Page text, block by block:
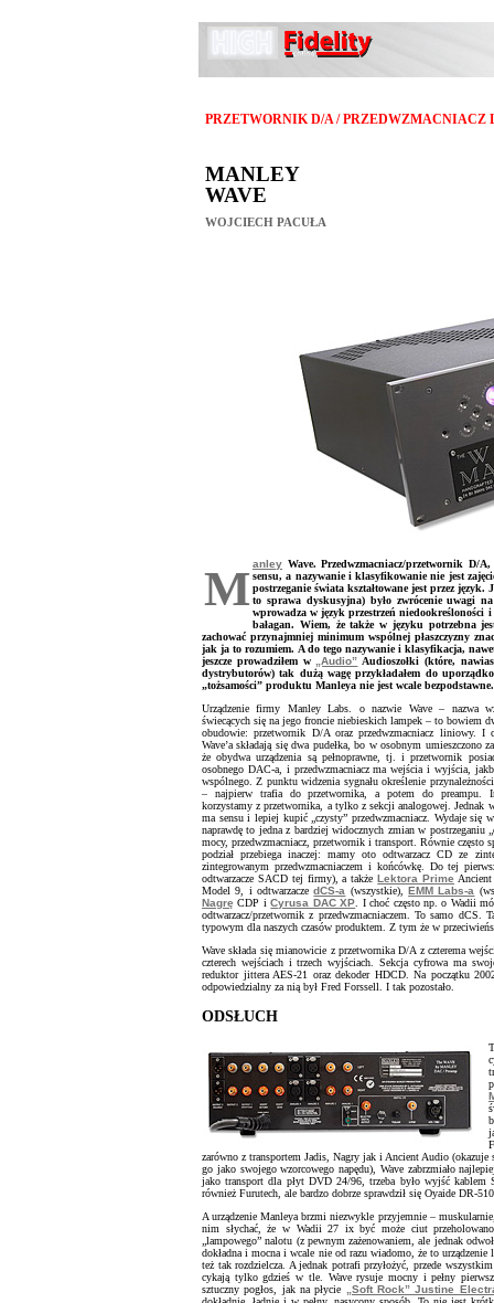
PRZETWORNIK D/A / PRZEDWZMACNIACZ
MANLEY
WAVE
WOJCIECH PACUŁA
Manley Wave. Przedwzmacniacz/przetwornik D/
sensu, a nazywanie i klasyfikowanie nie jest
postrzeganie świata kształtowane jest przez
to sprawa dyskusyjna) było zwrócenie uwagi
wprowadza w język przestrzeń
bałagan. Wiem, że także w języku potrzebna
zachować przynajmniej minimum wspólnej płaszczyzny
jak ja to rozumiem. A do tego nazywanie i klasyfikacja,
jeszcze prowadziłem w
„Audio” Audioszołki (które,
dystrybutorów) tak dużą wagę przykładałem do
„tożsamości” produktu Manleya nie jest wcale
Urządzenie firmy Manley Labs. o nazwie Wave – nazwa
świecących się na jego froncie niebieskich lampek – to bowiem
obudowie: przetwornik D/A oraz przedwzmacniacz liniowy. I
Wave’a składają się dwa pudełka, bo w osobnym umieszczono
że obydwa urządzenia są pełnoprawne, tj. i przetwornik
osobnego DAC-a, i przedwzmacniacz ma wejścia i wyjścia,
wspólnego. Z punktu widzenia sygnału określenie
– najpierw trafia do przetwornika, a potem do preampu.
korzystamy z przetwornika, a tylko z sekcji analogowej. Jednak
ma sensu i lepiej kupić „czysty” przedwzmacniacz. Wydaje się
naprawdę to jedna z bardziej widocznych zmian w postrzeganiu
mocy, przedwzmacniacz, przetwornik i transport. Równie często
podział przebiega inaczej: mamy oto odtwarzacz CD ze
zintegrowanym przedwzmacniaczem i końcówkę. Do tej
odtwarzacze SACD tej firmy), a takżeLektora Prime
Model 9, i odtwarzaczedCS-a (wszystkie),EMM Labs-a
Nagrę CDP iCyrusa DAC XP . I choć często np. o Wadii
odtwarzacz/przetwornik z przedwzmacniaczem. To samo
typowym dla naszych czasów produktem. Z tym że w
Wave składa się mianowicie z przetwornika D/A z czterema
czterech wejściach i trzech wyjściach. Sekcja cyfrowa ma
reduktor jittera AES-21 oraz dekoder HDCD. Na początku
odpowiedzialny za nią był Fred Forssell. I tak pozostało.
ODSŁUCH
zarówno z transportem Jadis, Nagry jak i Ancient Audio
go jako swojego wzorcowego napędu), Wave zabrzmiało
jako transport dla płyt DVD 24/96, trzeba było wyjść
również Furutech, ale bardzo dobrze sprawdził się Oyaide DR-
A urządzenie Manleya brzmi niezwykle przyjemnie –
nim słychać, że w Wadii 27 ix być może ciut
„lampowego” nalotu (z pewnym zażenowaniem, ale jednak
dokładna i mocna i wcale nie od razu wiadomo, że to
też tak rozdzielcza. A jednak potrafi przyłożyć, przede
cykają tylko gdzieś w tle. Wave rysuje mocny i pełny
sztuczny pogłos, jak na płycie
„Soft Rock” Justine